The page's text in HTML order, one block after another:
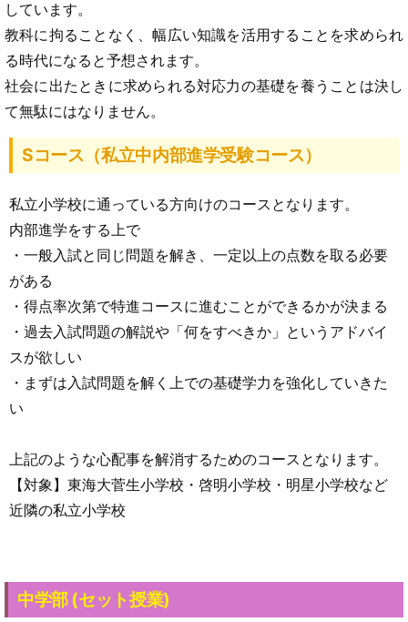
しています。
教科に拘ることなく、幅広い知識を活用することを求められ
る時代になると予想されます。
社会に出たときに求められる対応力の基礎を養うことは決し
て無駄にはなりません。
Sコース（私立中内部進学受験コース）
私立小学校に通っている方向けのコースとなります。
内部進学をする上で
・一般入試と同じ問題を解き、一定以上の点数を取る必要
がある
・得点率次第で特進コースに進むことができるかが決まる
・過去入試問題の解説や「何をすべきか」というアドバイ
スが欲しい
・まずは入試問題を解く上での基礎学力を強化していきた
い
上記のような心配事を解消するためのコースとなります。
【対象】東海大菅生小学校・啓明小学校・明星小学校など
近隣の私立小学校
中学部 (セット授業)